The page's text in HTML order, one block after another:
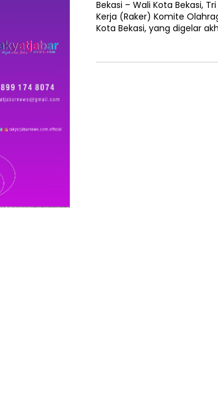
Bekasi – Wali Kota Bekasi,
Kerja (Raker) Komite
Kota Bekasi, yang digelar